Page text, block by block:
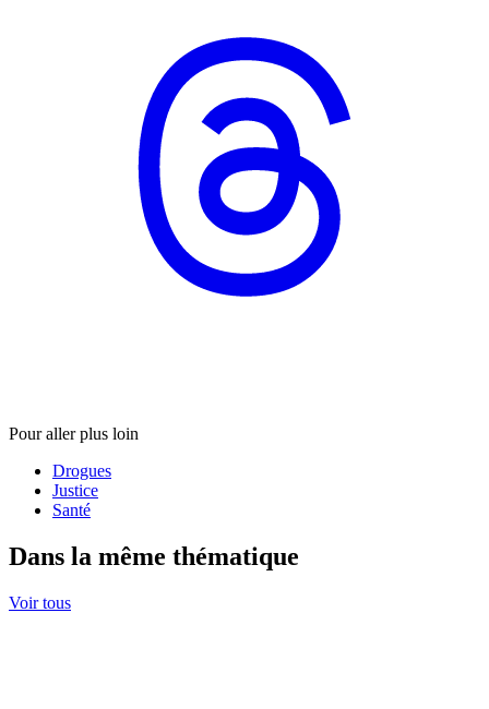
Pour aller plus loin
Drogues
Justice
Santé
Dans la même thématique
Voir tous